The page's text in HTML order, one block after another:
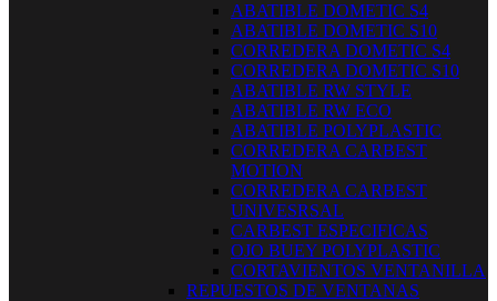
ABATIBLE DOMETIC S4
ABATIBLE DOMETIC S10
CORREDERA DOMETIC S4
CORREDERA DOMETIC S10
ABATIBLE RW STYLE
ABATIBLE RW ECO
ABATIBLE POLYPLASTIC
CORREDERA CARBEST
MOTION
CORREDERA CARBEST
UNIVESRSAL
CARBEST ESPECIFICAS
OJO BUEY POLYPLASTIC
CORTAVIENTOS VENTANILLA
REPUESTOS DE VENTANAS